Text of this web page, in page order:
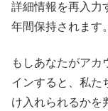
詳細情報を再入力
年間保持されます。
もしあなたがアカ
インすると、私た
け入れられるかを